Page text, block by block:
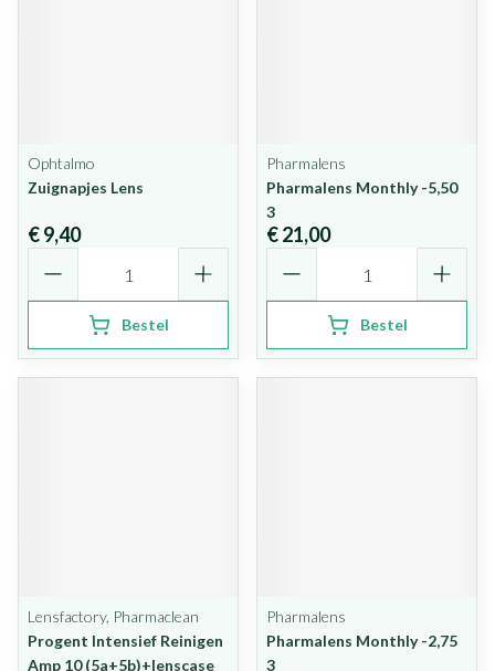
Ophtalmo
Zuignapjes Lens
€ 9,40
Bestel
Pharmalens
Pharmalens Monthly -5,50
3
€ 21,00
Bestel
Lensfactory, Pharmaclean
Progent Intensief Reinigen
Amp 10 (5a+5b)+lenscase
Pharmalens
Pharmalens Monthly -2,75
3